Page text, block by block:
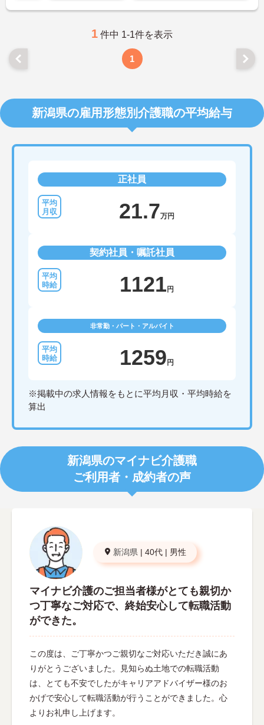
1 件中 1-1件を表示
1
新潟県の雇用形態別介護職の平均給与
正社員
21.7万円
契約社員・嘱託社員
1121 円
非常勤・パート・アルバイト
1259 円
※掲載中の求人情報をもとに平均月収・平均時給を
算出
新潟県のマイナビ介護職
ご利用者・成約者の声
新潟県 | 40代 | 男性
マイナビ介護のご担当者様がとても親切か
つ丁寧なご対応で、終始安心して転職活動
ができた。
この度は、ご丁寧かつご親切なご対応いただき誠にあ
りがとうございました。見知らぬ土地での転職活動
は、とても不安でしたがキャリアアドバイザー様のお
かげで安心して転職活動が行うことができました。心
よりお礼申し上げます。